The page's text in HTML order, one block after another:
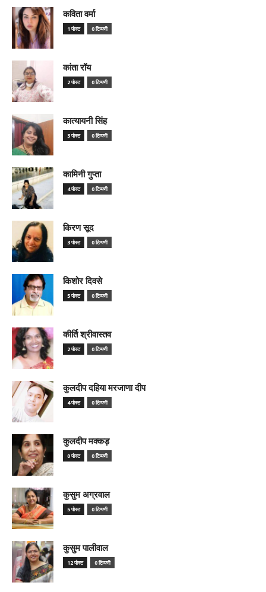
कविता वर्मा
1 पोस्ट 0 टिप्पणी
कांता रॉय
2 पोस्ट 0 टिप्पणी
कात्यायनी सिंह
3 पोस्ट 0 टिप्पणी
कामिनी गुप्ता
4 पोस्ट 0 टिप्पणी
किरण सूद
3 पोस्ट 0 टिप्पणी
किशोर दिवसे
5 पोस्ट 0 टिप्पणी
कीर्ति श्रीवास्तव
2 पोस्ट 0 टिप्पणी
कुलदीप दहिया मरजाणा दीप
4 पोस्ट 0 टिप्पणी
कुलदीप मक्कड़
0 पोस्ट 0 टिप्पणी
कुसुम अग्रवाल
5 पोस्ट 0 टिप्पणी
कुसुम पालीवाल
12 पोस्ट 0 टिप्पणी